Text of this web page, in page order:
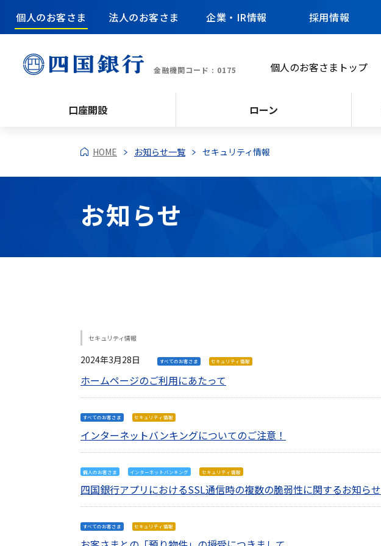
金融機関コード : 0175
個人のお客さま
個人のお客さまトップ
口座開設 ローン
法人のお客さま 企業・IR情報 採用情報
HOME お知らせ一覧 セキュリティ情報
お知らせ
セキュリティ情報
2024年3月28日 すべてのお客さま セキュリティ情報
ホームページのご利用にあたって
すべてのお客さま セキュリティ情報
インターネットバンキングについてのご注意！
個人のお客さま インターネットバンキング セキュリティ情報
四国銀行アプリにおけるSSL通信時の複数の脆弱性に関するお知らせ
すべてのお客さま セキュリティ情報